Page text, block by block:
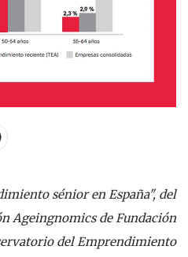
sénior en España", del
Ageingnomics de Fundación
del Emprendimiento